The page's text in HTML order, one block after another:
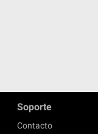
Soporte
Contacto